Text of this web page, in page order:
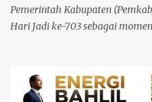
Pemerintah Kabupaten
Hari Jadi ke-703 sebagai
Chandra saat menyampaikan
dalam rangka Hari Jadi